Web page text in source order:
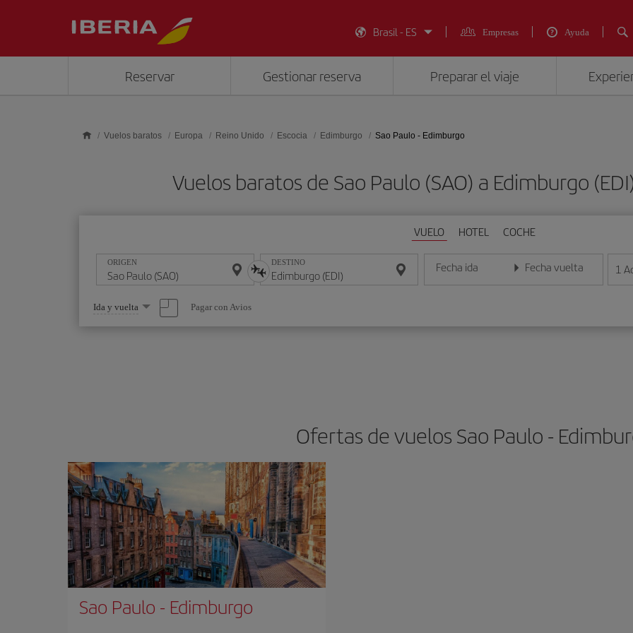
Brasil - ES
Empresas Ayuda
Reservar Gestionar reserva Preparar el viaje
Vuelos baratos Europa Reino Unido Escocia Edimburgo Sao Paulo - Edimburgo
Vuelos baratos de Sao Paulo (SAO) a Edimburgo
VUELO HOTEL COCHE
ORIGEN DESTINO Fecha ida
Introduce la fecha en formato día/mes/año
Fecha vuelta
Introduce la fecha en 1
Seleccione
una
opción
Ida y vuelta Pagar con Avios
Ofertas de vuelos Sao Paulo -
Sao Paulo - Edimburgo